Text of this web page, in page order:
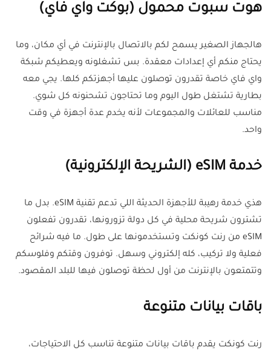
هوت سبوت محمول (بوكت واي فاي)
هالجهاز الصغير يسمح لكم بالاتصال بالإنترنت في أي مكان، وما
يحتاج منكم أي إعدادات معقدة. بس تشغلونه ويعطيكم شبكة
واي فاي خاصة تقدرون توصلون عليها أجهزتكم كلها. يجي معه
بطارية تشتغل طول اليوم وما تحتاجون تشحنونه كل شوي.
مناسب للعائلات والمجموعات لأنه يخدم عدة أجهزة في وقت
واحد.
خدمة eSIM (الشريحة الإلكترونية)
هذي خدمة رهيبة للأجهزة الحديثة اللي تدعم تقنية eSIM. بدل ما
تشترون شريحة محلية في كل دولة تزورونها، تقدرون تفعلون
eSIM من رنت كونكت وتستخدمونها على طول. ما فيه شرائح
فعلية ولا تركيب، كله إلكتروني وسهل. توفرون وقتكم وفلوسكم
وتتمتعون بالإنترنت من أول لحظة توصلون فيها للبلد المقصود.
باقات بيانات متنوعة
رنت كونكت يقدم باقات بيانات متنوعة تناسب كل الاحتياجات،